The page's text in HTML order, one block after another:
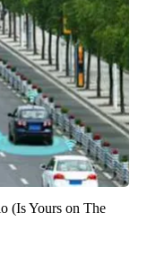
(Is Yours on The